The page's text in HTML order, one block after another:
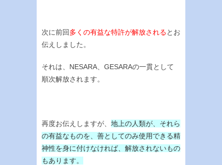
次に前回多くの有益な特許が解放されるとお
伝えしました。
それは、NESARA、GESARAの一貫として
順次解放されます。
再度お伝えしますが、 地上の人類が、それら
の有益なものを、善としてのみ使用できる精
神性を身に付けなければ、解放されないもの
もあります。